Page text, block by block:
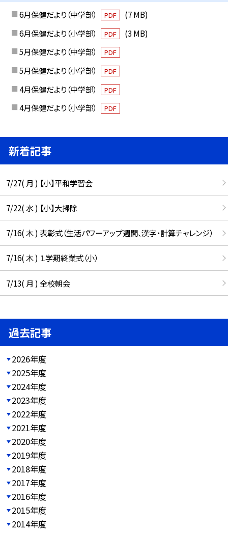
6月保健だより（中学部） PDF
(7 MB)
6月保健だより（小学部）
PDF
(3 MB)
5月保健だより（中学部）
PDF
5月保健だより（小学部） PDF
4月保健だより（中学部） PDF
4月保健だより（小学部） PDF
新着記事
7/27( 月 ) 【小】平和学習会
7/22( 水 ) 【小】大掃除
7/16( 木 ) 表彰式（生活パワーアップ週間、漢字・計算チャレンジ）
7/16( 木 ) １学期終業式（小）
7/13( 月 ) 全校朝会
過去記事
2026年度
2025年度
2024年度
2023年度
2022年度
2021年度
2020年度
2019年度
2018年度
2017年度
2016年度
2015年度
2014年度